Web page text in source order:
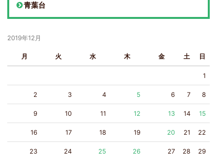
青葉台
2019年12月
月 火 水 木 金 土 日
1
2 3 4 5 6 7 8
9 10 11 12 13 14 15
16 17 18 19 20 21 22
23 24 25 26 27 28 29